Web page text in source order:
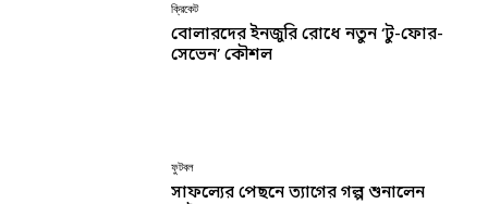
ক্রিকেট
বোলারদের ইনজুরি রোধে নতুন ‘টু-ফোর-
সেভেন’ কৌশল
ফুটবল
সাফল্যের পেছনে ত্যাগের গল্প শুনালেন